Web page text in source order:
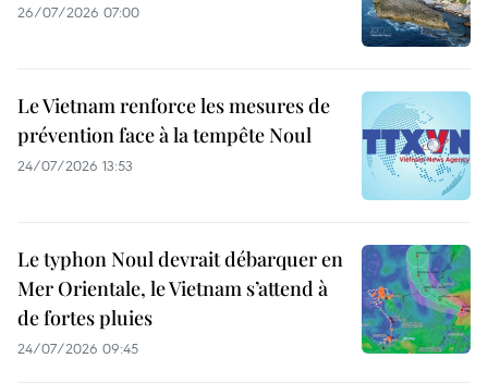
26/07/2026 07:00
Le Vietnam renforce les mesures de
prévention face à la tempête Noul
24/07/2026 13:53
Le typhon Noul devrait débarquer en
Mer Orientale, le Vietnam s’attend à
de fortes pluies
24/07/2026 09:45